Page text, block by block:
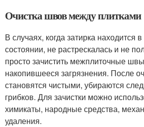
Очистка швов между плитками
В случаях, когда затирка находится
состоянии, не растрескалась и не
просто зачистить межплиточные
накопившееся загрязнения. После
становятся чистыми, убираются
грибков. Для зачистки можно
химикаты, народные средства,
удаления.